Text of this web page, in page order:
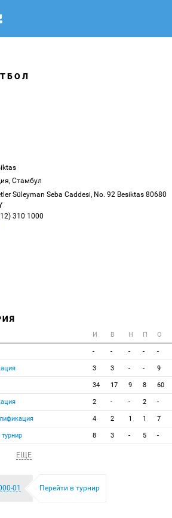
Стамбул
Süleyman Seba Caddesi, No. 92 Besiktas 80680
310 1000
И В Н П О
- - - - -
3 3 - - 9
34 17 9 8 60
2 - - 2 -
4 2 1 1 7
8 3 - 5 -
ЕЩЕ
01 Перейти в турнир